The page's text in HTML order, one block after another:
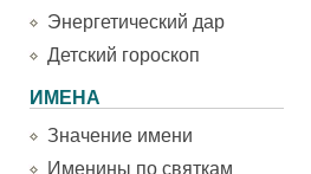
Энергетический дар
Детский гороскоп
ИМЕНА
Значение имени
Именины по святкам